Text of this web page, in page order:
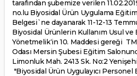
tarafından şubemize verilen
no.lu Biyosidal Ürün Uygulama
Belgesi`ne dayanarak 11-12-13
Biyosidal Ürünlerin Kullanım Usul ve
Yönetmelik‘in 10. Maddesi gereği
Odası Mersin Şubesi Eğitim
Limonluk Mah. 2413 Sk. No:2
"Biyosidal Ürün Uygulayıcı Personel